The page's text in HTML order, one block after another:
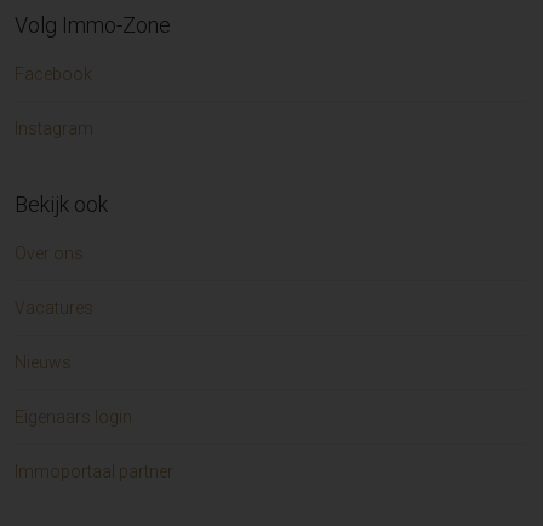
Volg Immo-Zone
Facebook
Instagram
Bekijk ook
Over ons
Vacatures
Nieuws
Eigenaars login
Immoportaal partner